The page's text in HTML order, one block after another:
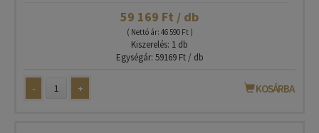
59 169 Ft / db
( Nettó ár: 46 590 Ft )
Kiszerelés: 1 db
Egységár: 59169 Ft / db
- + KOSÁRBA